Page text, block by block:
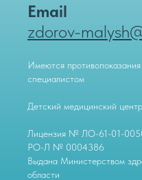
Email
zdorov-
Имеются
специалистом
Детский медицинский
Лицензия № ЛО-61-01-
РО-Л № 0004386
Выдана Министерством
области